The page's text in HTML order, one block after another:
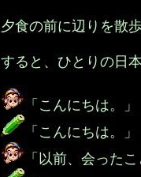
夕食の前に辺りを散
すると、ひとりの日
「こんにちは。」
「こんにちは。」
「以前、会った